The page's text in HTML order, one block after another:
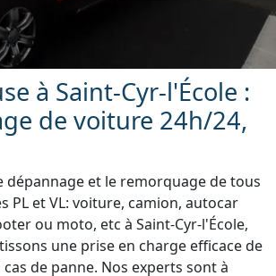
à Saint-Cyr-l'École :
de voiture 24h/24,
dépannage et le remorquage de tous
PL et VL: voiture, camion, autocar
ou moto, etc à Saint-Cyr-l'École,
une prise en charge efficace de
de panne. Nos experts sont à